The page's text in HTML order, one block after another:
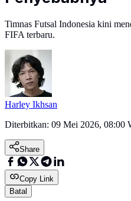
Timnas Futsal Indonesia kini
FIFA terbaru.
Harley Ikhsan
Diterbitkan: 09 Mei 2026, 08:00
Share
Copy Link
Batal